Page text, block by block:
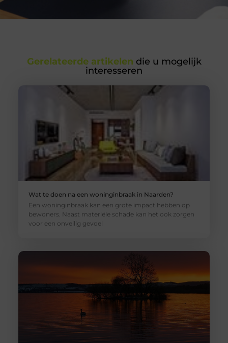
Gerelateerde artikelen die u mogelijk
interesseren
Wat te doen na een woninginbraak in Naarden?
Een woninginbraak kan een grote impact hebben op
bewoners. Naast materiële schade kan het ook zorgen
voor een onveilig gevoel